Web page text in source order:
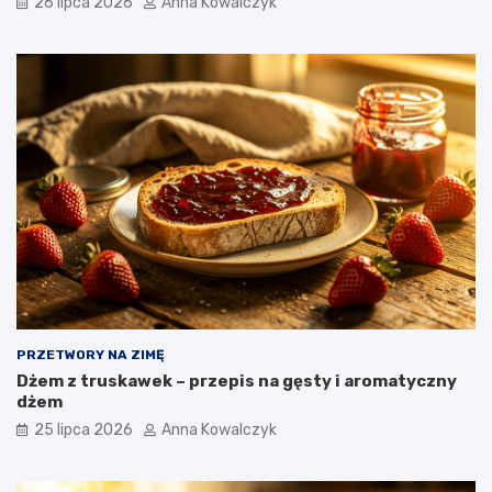
PRZETWORY NA ZIMĘ
Dżem z truskawek – przepis na gęsty i aromatyczny
dżem
25 lipca 2026 Anna Kowalczyk